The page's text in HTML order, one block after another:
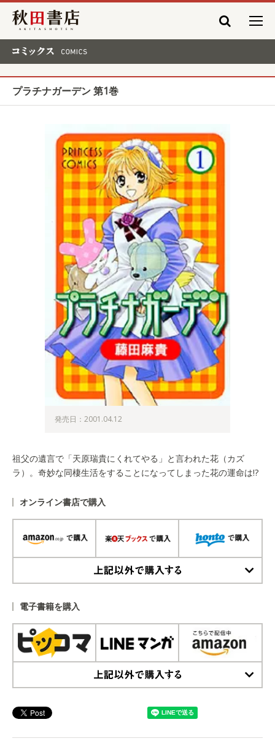
秋田書店
プラチナガーデン 第1巻
発売日：2001.04.12
祖父の遺言で「天原瑞貴にくれてやる」と言われた花（カズ
ラ）。奇妙な同棲生活をすることになってしまった花の運命は!?
オンライン書店で購入
電子書籍を購入